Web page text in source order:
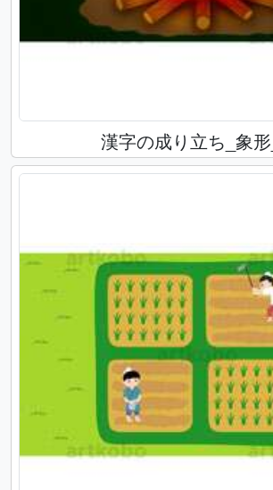
漢字の成り立ち_象